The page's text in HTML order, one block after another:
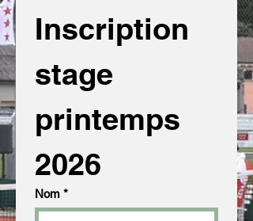
Inscription
stage
printemps
2026
Nom *